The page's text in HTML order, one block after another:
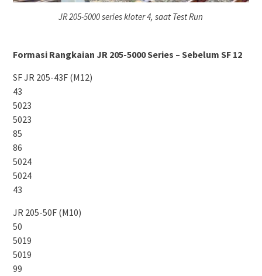
JR 205-5000 series kloter 4, saat Test Run
Formasi Rangkaian JR 205-5000 Series – Sebelum SF 12
SF JR 205-43F (M12)
43
5023
5023
85
86
5024
5024
43
JR 205-50F (M10)
50
5019
5019
99